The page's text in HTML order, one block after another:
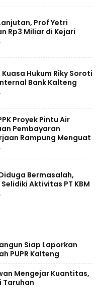
Prof Yetri
Rp3 Miliar di Kejari
Hukum Riky Soroti
Bank Kalteng
Proyek Pintu Air
Pembayaran
Rampung Menguat
Bermasalah,
Aktivitas PT KBM
Siap Laporkan
PUPR Kalteng
Mengejar Kuantitas,
Taruhan